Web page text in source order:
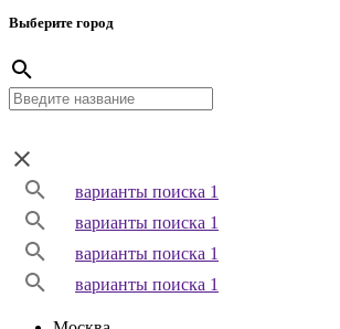
Выберите город
варианты поиска 1
варианты поиска 1
варианты поиска 1
варианты поиска 1